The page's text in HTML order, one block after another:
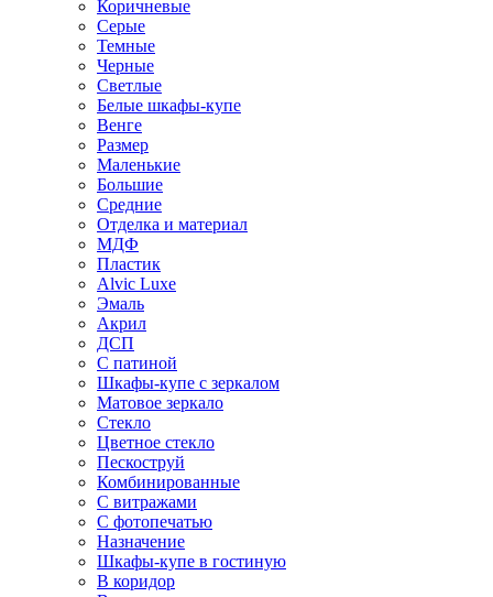
Коричневые
Серые
Темные
Черные
Светлые
Белые шкафы-купе
Венге
Размер
Маленькие
Большие
Средние
Отделка и материал
МДФ
Пластик
Alvic Luxe
Эмаль
Акрил
ДСП
С патиной
Шкафы-купе с зеркалом
Матовое зеркало
Стекло
Цветное стекло
Пескоструй
Комбинированные
С витражами
С фотопечатью
Назначение
Шкафы-купе в гостиную
В коридор